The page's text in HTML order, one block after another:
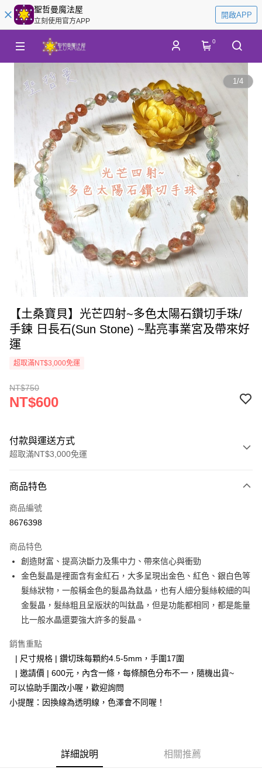
聖哲曼魔法屋
立刻使用官方APP
開啟APP
0
1/4
【土桑寶貝】光芒四射~多色太陽石鑽切手珠/
手鍊 日長石(Sun Stone) ~點亮事業宮及帶來好
運
超取滿NT$3,000免運
NT$750
NT$600
付款與運送方式
超取滿NT$3,000免運
信用卡一次付款
超商取貨付款
Apple Pay
街口支付
悠遊付
ATM付款
全家取貨付款
每筆NT$80，滿NT$3,000(含以上)免運費
7-11取貨付款
商品特色
商品編號
8676398
商品特色
創造財富、提高決斷力及集中力、帶來信心與衝勁
金色髮晶是裡面含有金紅石，大多呈現出金色、紅色、銀白色等
髮絲狀物，一般稱金色的髮晶為鈦晶，也有人細分髮絲較細的叫
金髮晶，髮絲粗且呈版狀的叫鈦晶，但是功能都相同，都是能量
比一般水晶還要強大許多的髮晶。
銷售重點
⠀| 尺寸規格 | 鑽切珠每顆約4.5-5mm，手圍17圍
⠀| 邀請價 | 600元，內含一條，每條顏色分布不一，隨機出貨~
可以協助手圍改小喔，歡迎詢問
小提醒：因換線為透明線，色澤會不同喔！
詳細說明 相關推薦